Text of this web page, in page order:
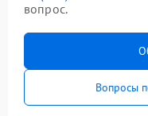
вопрос.
Вопросы